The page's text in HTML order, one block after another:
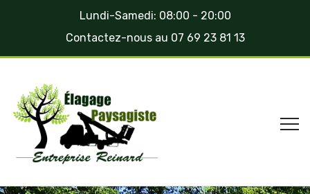
Lundi-Samedi: 08:00 - 20:00
Contactez-nous au 07 69 23 81 13